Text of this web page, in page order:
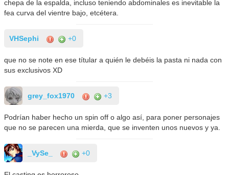
chepa de la espalda, incluso teniendo abdominales es inevitable la
fea curva del vientre bajo, etcétera.
VHSephi +0
que no se note en ese títular a quién le debéis la pasta ni nada con
sus exclusivos XD
grey_fox1970 +3
Podrían haber hecho un spin off o algo así, para poner personajes
que no se parecen una mierda, que se inventen unos nuevos y ya.
_VySe_ +0